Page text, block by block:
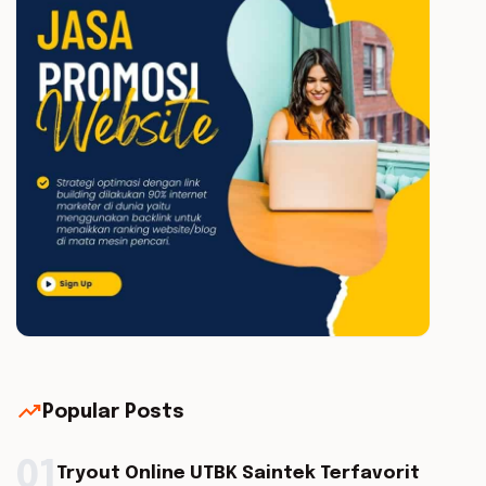
trending_up Popular Posts
Tryout Online UTBK Saintek Terfavorit